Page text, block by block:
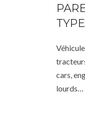
cars,
lourds…